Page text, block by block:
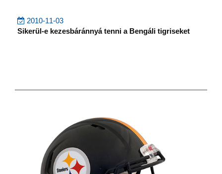
2010-11-03
Sikerül-e kezesbáránnyá tenni a Bengáli tigriseket